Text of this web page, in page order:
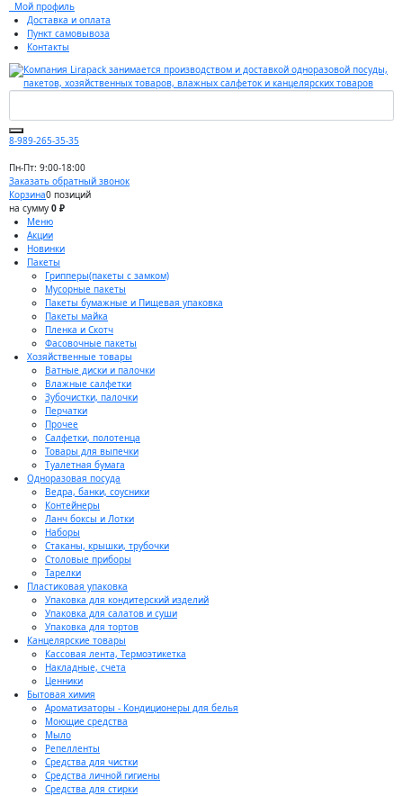
Мой профиль
Доставка и оплата
Пункт самовывоза
Контакты
8-989-265-35-35
Пн-Пт: 9:00-18:00
Заказать обратный звонок
Корзина0 позиций
на сумму 0 ₽
Меню
Акции
Новинки
Пакеты
Грипперы(пакеты с замком)
Мусорные пакеты
Пакеты бумажные и Пищевая упаковка
Пакеты майка
Пленка и Скотч
Фасовочные пакеты
Хозяйственные товары
Ватные диски и палочки
Влажные салфетки
Зубочистки, палочки
Перчатки
Прочее
Салфетки, полотенца
Товары для выпечки
Туалетная бумага
Одноразовая посуда
Ведра, банки, соусники
Контейнеры
Ланч боксы и Лотки
Наборы
Стаканы, крышки, трубочки
Столовые приборы
Тарелки
Пластиковая упаковка
Упаковка для кондитерский изделий
Упаковка для салатов и суши
Упаковка для тортов
Канцелярские товары
Кассовая лента, Термоэтикетка
Накладные, счета
Ценники
Бытовая химия
Ароматизаторы - Кондиционеры для белья
Моющие средства
Мыло
Репелленты
Средства для чистки
Средства личной гигиены
Средства для стирки